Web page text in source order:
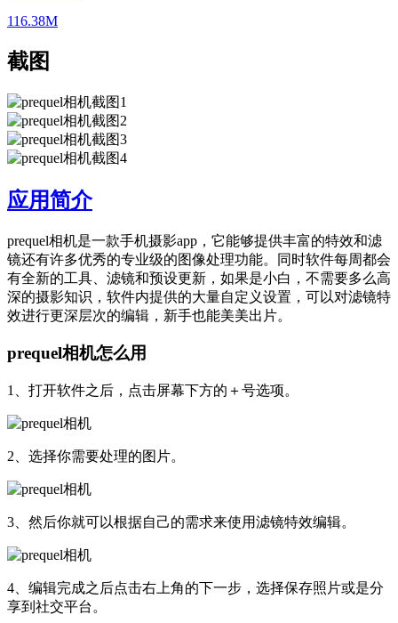
116.38M
截图
应用简介
prequel相机是一款手机摄影app，它能够提供丰富的特效和滤
镜还有许多优秀的专业级的图像处理功能。同时软件每周都会
有全新的工具、滤镜和预设更新，如果是小白，不需要多么高
深的摄影知识，软件内提供的大量自定义设置，可以对滤镜特
效进行更深层次的编辑，新手也能美美出片。
prequel相机怎么用
1、打开软件之后，点击屏幕下方的＋号选项。
2、选择你需要处理的图片。
3、然后你就可以根据自己的需求来使用滤镜特效编辑。
4、编辑完成之后点击右上角的下一步，选择保存照片或是分
享到社交平台。